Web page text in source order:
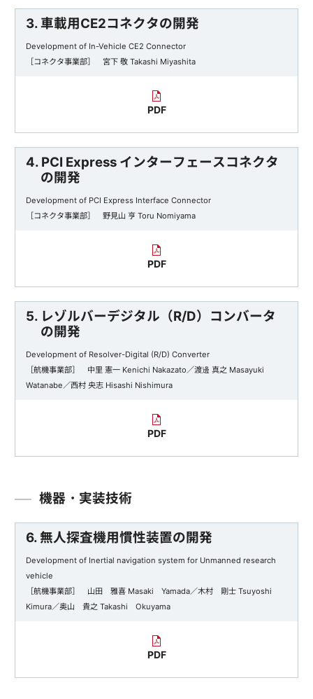
3. 車載用CE2コネクタの開発
Development of In-Vehicle CE2 Connector
［コネクタ事業部］ 宮下 敬 Takashi Miyashita
PDF
4. PCI Express インターフェースコネクタ
の開発
Development of PCI Express Interface Connector
［コネクタ事業部］ 野見山 亨 Toru Nomiyama
PDF
5. レゾルバーデジタル（R/D）コンバータ
の開発
Development of Resolver-Digital (R/D) Converter
［航機事業部］ 中里 憲一 Kenichi Nakazato／渡邊 真之 Masayuki
Watanabe／西村 央志 Hisashi Nishimura
PDF
機器・実装技術
6. 無人探査機用慣性装置の開発
Development of Inertial navigation system for Unmanned research
vehicle
［航機事業部］ 山田 雅喜 Masaki Yamada／木村 剛士 Tsuyoshi
Kimura／奥山 貴之 Takashi Okuyama
PDF